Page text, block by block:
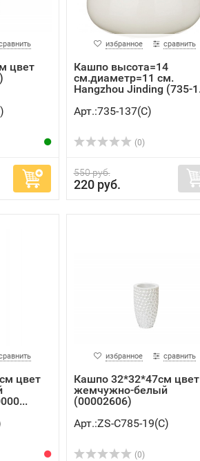
цвет
избранное сравнить
Кашпо высота=14
см.диаметр=11 см.
Hangzhou Jinding (735-
Арт.:735-137(C)
(0)
550 руб.
220 руб.
цвет
избранное сравнить
Кашпо 32*32*47см цвет
жемчужно-белый
(00002606)
Арт.:ZS-C785-19(C)
(0)